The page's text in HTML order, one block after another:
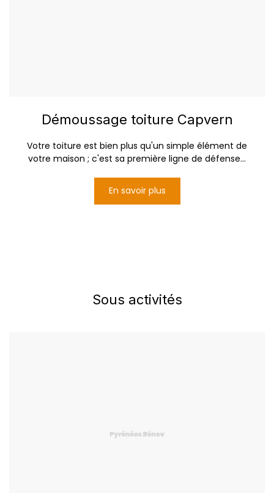
Démoussage toiture Capvern
Votre toiture est bien plus qu'un simple élément de
votre maison ; c'est sa première ligne de défense...
En savoir plus
Sous activités